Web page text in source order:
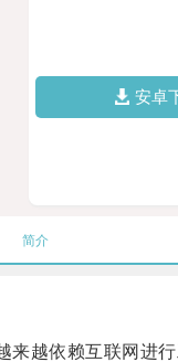
安卓
简介
越依赖互联网进行